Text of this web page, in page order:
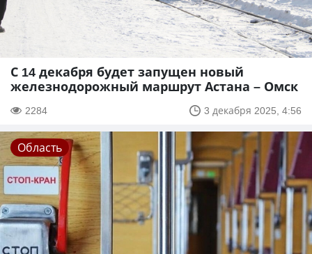
С 14 декабря будет запущен новый
железнодорожный маршрут Астана – Омск
2284 3 декабря 2025, 4:56
Область